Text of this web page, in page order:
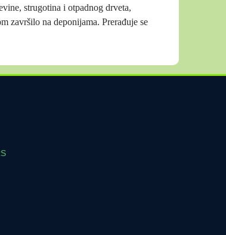
strugotina i otpadnog drveta,
završilo na deponijama. Prerađuje se